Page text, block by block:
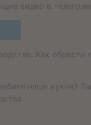
видео в
Как обрести
наши кухни?